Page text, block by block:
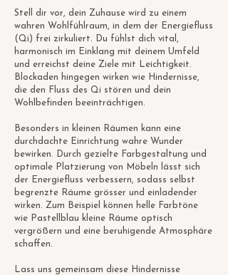
Stell dir vor, dein Zuhause wird zu einem
wahren Wohlfühlraum, in dem der Energiefluss
(Qi) frei zirkuliert. Du fühlst dich vital,
harmonisch im Einklang mit deinem Umfeld
und erreichst deine Ziele mit Leichtigkeit.
Blockaden hingegen wirken wie Hindernisse,
die den Fluss des Qi stören und dein
Wohlbefinden beeinträchtigen.
Besonders in kleinen Räumen kann eine
durchdachte Einrichtung wahre Wunder
bewirken. Durch gezielte Farbgestaltung und
optimale Platzierung von Möbeln lässt sich
der Energiefluss verbessern, sodass selbst
begrenzte Räume grösser und einladender
wirken. Zum Beispiel können helle Farbtöne
wie Pastellblau kleine Räume optisch
vergrößern und eine beruhigende Atmosphäre
schaffen. ​
Lass uns gemeinsam diese Hindernisse